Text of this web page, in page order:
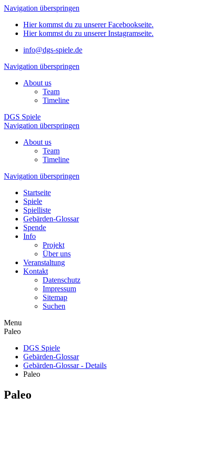
Navigation überspringen
Hier kommst du zu unserer Facebookseite.
Hier kommst du zu unserer Instagramseite.
info@dgs-spiele.de
Navigation überspringen
About us
Team
Timeline
DGS Spiele
Navigation überspringen
About us
Team
Timeline
Navigation überspringen
Startseite
Spiele
Spielliste
Gebärden-Glossar
Spende
Info
Projekt
Über uns
Veranstaltung
Kontakt
Datenschutz
Impressum
Sitemap
Suchen
Menu
Paleo
DGS Spiele
Gebärden-Glossar
Gebärden-Glossar - Details
Paleo
Paleo